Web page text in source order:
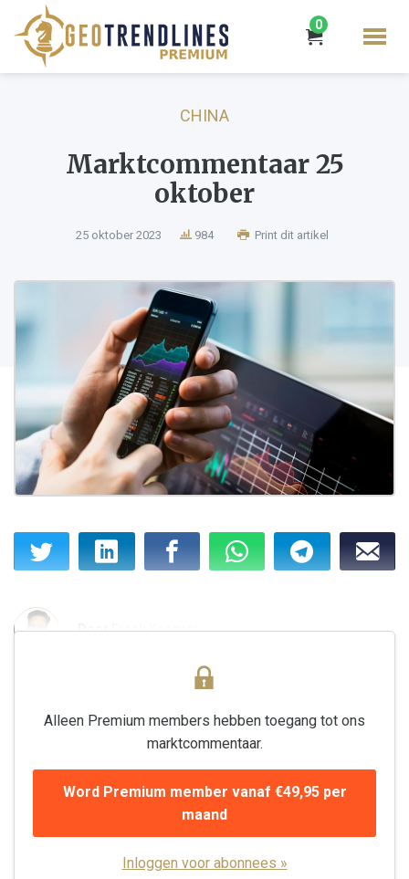
0
CHINA
Marktcommentaar 25
oktober
25 oktober 2023 984 Print dit artikel
DoorFrank Knopers
Alleen Premium members hebben toegang tot ons
marktcommentaar.
Word Premium member vanaf €49,95 per
maand
Inloggen voor abonnees »